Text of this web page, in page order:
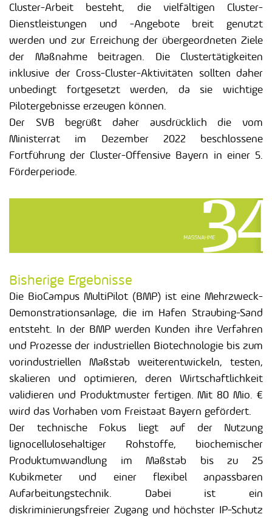
Cluster-Arbeit besteht, die vielfältigen Cluster-
Dienstleistungen und -Angebote breit genutzt
werden und zur Erreichung der übergeordneten Ziele
der Maßnahme beitragen. Die Clustertätigkeiten
inklusive der Cross-Cluster-Aktivitäten sollten daher
unbedingt fortgesetzt werden, da sie wichtige
Pilotergebnisse erzeugen können.
Der SVB begrüßt daher ausdrücklich die vom
Ministerrat im Dezember 2022 beschlossene
Fortführung der Cluster-Offensive Bayern in einer 5.
Förderperiode.
Bisherige Ergebnisse
Die BioCampus MultiPilot (BMP) ist eine Mehrzweck-
Demonstrationsanlage, die im Hafen Straubing-Sand
entsteht. In der BMP werden Kunden ihre Verfahren
und Prozesse der industriellen Biotechnologie bis zum
vorindustriellen Maßstab weiterentwickeln, testen,
skalieren und optimieren, deren Wirtschaftlichkeit
validieren und Produktmuster fertigen. Mit 80 Mio. €
wird das Vorhaben vom Freistaat Bayern gefördert.
Der technische Fokus liegt auf der Nutzung
lignocellulosehaltiger Rohstoffe, biochemischer
Produktumwandlung im Maßstab bis zu 25
Kubikmeter und einer flexibel anpassbaren
Aufarbeitungstechnik. Dabei ist ein
diskriminierungsfreier Zugang und höchster IP-Schutz